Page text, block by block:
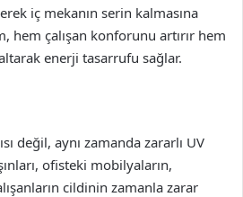
iç mekanın serin kalmasına
hem çalışan konforunu artırır hem
enerji tasarrufu sağlar.
değil, aynı zamanda zararlı UV
ofisteki mobilyaların,
cildinin zamanla zarar